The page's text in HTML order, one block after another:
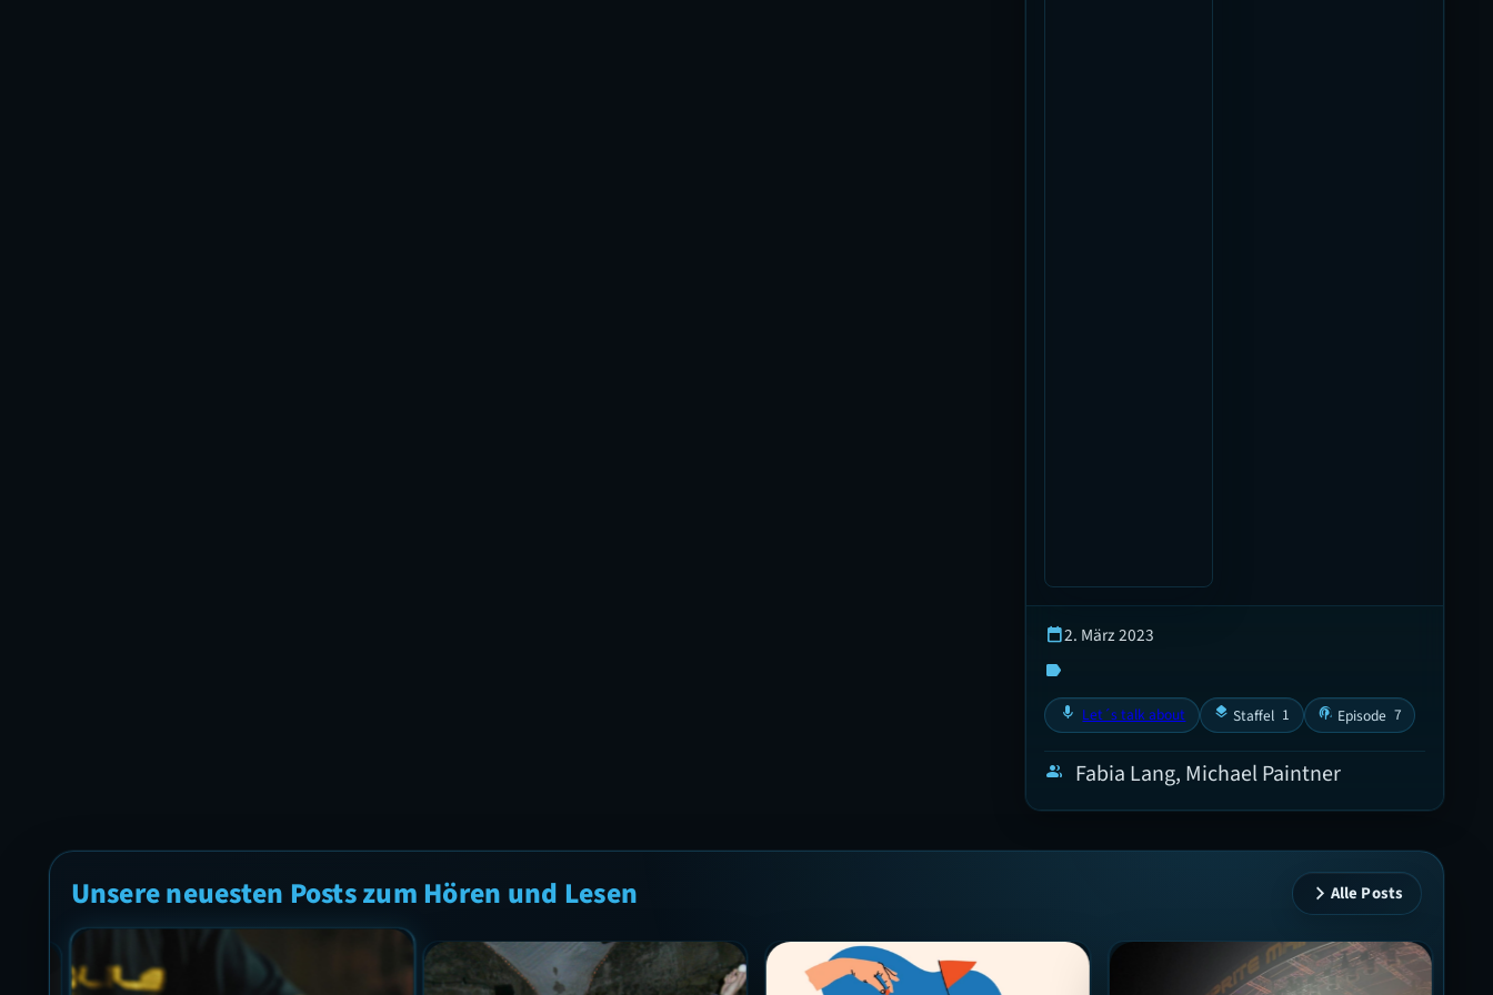
calendar_today2. März 2023
label
mic Let´s talk about layers Staffel 1 podcasts Episode 7
group Fabia Lang, Michael Paintner
Unsere neuesten Posts zum Hören und Lesen Alle Posts